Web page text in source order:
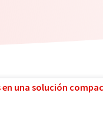
una solución